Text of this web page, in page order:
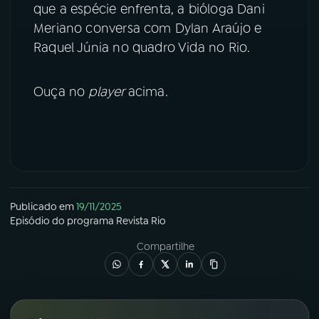
TikTok
que a espécie enfrenta, a bióloga Dani
Meriano conversa com Dylan Araújo e
Raquel Júnia no quadro Vida no Rio.
Ouça no playeracima.
Publicado em19/11/2025
Episódio do programa Revista Rio
Compartilhe